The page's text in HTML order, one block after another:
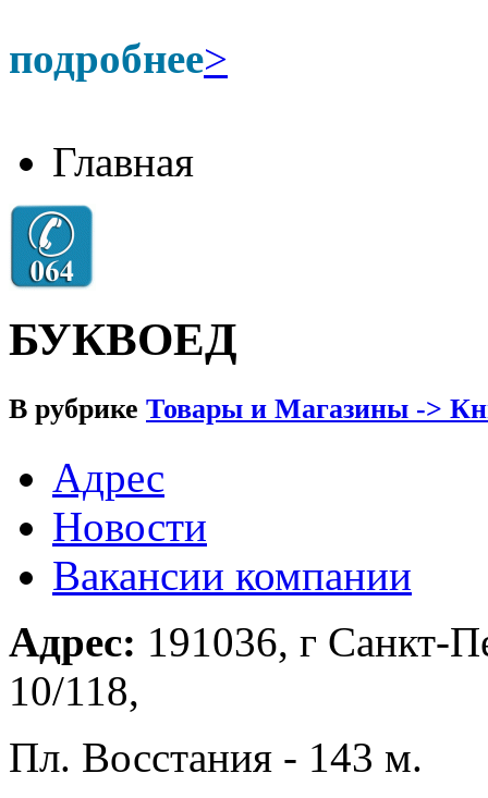
подробнее>
Главная
БУКВОЕД
В рубрике Товары и Магазины ->
Адрес
Новости
Вакансии компании
Адрес: 191036, г Санкт-
10/118,
Пл. Восстания - 143 м.